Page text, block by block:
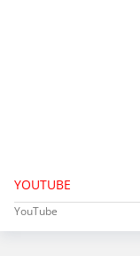
YOUTUBE
YouTube